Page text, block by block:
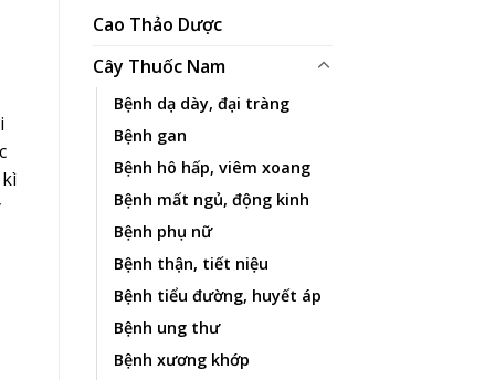
Cao Thảo Dược
Cây Thuốc Nam
Bệnh dạ dày, đại tràng
Bệnh gan
Bệnh hô hấp, viêm xoang
Bệnh mất ngủ, động kinh
Bệnh phụ nữ
Bệnh thận, tiết niệu
Bệnh tiểu đường, huyết áp
Bệnh ung thư
Bệnh xương khớp